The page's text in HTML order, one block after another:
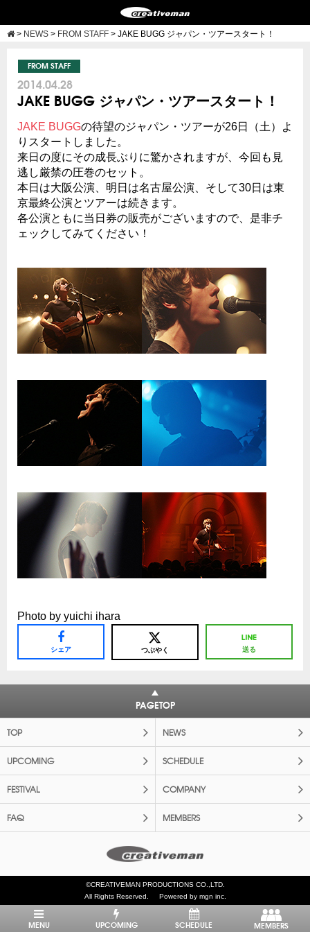
> NEWS > FROM STAFF > JAKE BUGG ジャパン・ツアースタート！
FROM STAFF
2014.04.28
JAKE BUGG ジャパン・ツアースタート！
JAKE BUGGの待望のジャパン・ツアーが26日（土）よ
りスタートしました。
来日の度にその成長ぶりに驚かされますが、今回も見
逃し厳禁の圧巻のセット。
本日は大阪公演、明日は名古屋公演、そして30日は東
京最終公演とツアーは続きます。
各公演ともに当日券の販売がございますので、是非チ
ェックしてみてください！
Photo by yuichi ihara
シェア つぶやく 送る
PAGETOP
TOP NEWS
UPCOMING SCHEDULE
FESTIVAL COMPANY
FAQ MEMBERS
©CREATIVEMAN PRODUCTIONS CO.,LTD.
All Rights Reserved.
Powered by mgn inc.
MENU UPCOMING SCHEDULE MEMBERS